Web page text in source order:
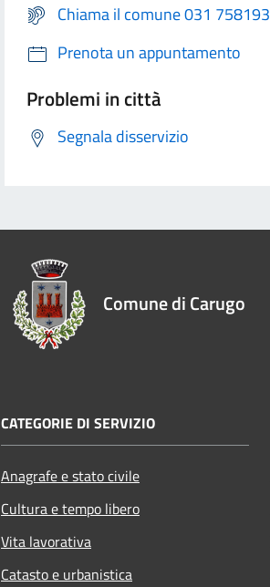
Chiama il comune 031 758193
Prenota un appuntamento
Problemi in città
Segnala disservizio
Comune di Carugo
CATEGORIE DI SERVIZIO
Anagrafe e stato civile
Cultura e tempo libero
Vita lavorativa
Catasto e urbanistica